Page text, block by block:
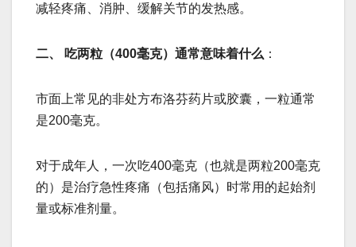
减轻疼痛、消肿、缓解关节的发热感。
二、 吃两粒（400毫克）通常意味着什么 ：
市面上常见的非处方布洛芬药片或胶囊，一粒通常
是200毫克。
对于成年人，一次吃400毫克（也就是两粒200毫克
的）是治疗急性疼痛（包括痛风）时常用的起始剂
量或标准剂量。